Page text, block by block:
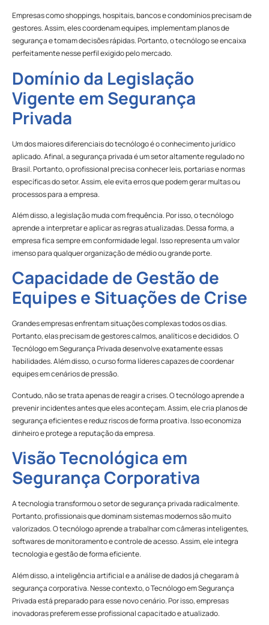
Empresas como shoppings, hospitais, bancos e condomínios precisam de
gestores. Assim, eles coordenam equipes, implementam planos de
segurança e tomam decisões rápidas. Portanto, o tecnólogo se encaixa
perfeitamente nesse perfil exigido pelo mercado.
Domínio da Legislação
Vigente em Segurança
Privada
Um dos maiores diferenciais do tecnólogo é o conhecimento jurídico
aplicado. Afinal, a segurança privada é um setor altamente regulado no
Brasil. Portanto, o profissional precisa conhecer leis, portarias e normas
específicas do setor. Assim, ele evita erros que podem gerar multas ou
processos para a empresa.
Além disso, a legislação muda com frequência. Por isso, o tecnólogo
aprende a interpretar e aplicar as regras atualizadas. Dessa forma, a
empresa fica sempre em conformidade legal. Isso representa um valor
imenso para qualquer organização de médio ou grande porte.
Capacidade de Gestão de
Equipes e Situações de Crise
Grandes empresas enfrentam situações complexas todos os dias.
Portanto, elas precisam de gestores calmos, analíticos e decididos. O
Tecnólogo em Segurança Privada desenvolve exatamente essas
habilidades. Além disso, o curso forma líderes capazes de coordenar
equipes em cenários de pressão.
Contudo, não se trata apenas de reagir a crises. O tecnólogo aprende a
prevenir incidentes antes que eles aconteçam. Assim, ele cria planos de
segurança eficientes e reduz riscos de forma proativa. Isso economiza
dinheiro e protege a reputação da empresa.
Visão Tecnológica em
Segurança Corporativa
A tecnologia transformou o setor de segurança privada radicalmente.
Portanto, profissionais que dominam sistemas modernos são muito
valorizados. O tecnólogo aprende a trabalhar com câmeras inteligentes,
softwares de monitoramento e controle de acesso. Assim, ele integra
tecnologia e gestão de forma eficiente.
Além disso, a inteligência artificial e a análise de dados já chegaram à
segurança corporativa. Nesse contexto, o Tecnólogo em Segurança
Privada está preparado para esse novo cenário. Por isso, empresas
inovadoras preferem esse profissional capacitado e atualizado.